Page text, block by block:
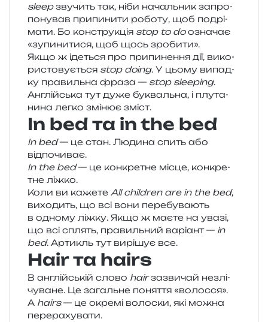
sleepзву­чить так, ніби началь­ник запро­
по­ну­вав при­пи­ни­ти робо­ту, щоб подрі­
ма­ти. Бо кон­стру­кція stop to doозна­чає
«зупи­ни­ти­ся, щоб щось зробити».
Якщо ж іде­ться про при­пи­не­н­ня дії, вико­
ри­сто­ву­є­ться stop doing. У цьому випад­
ку пра­виль­на фраза — stop sleeping.
Англійська тут дуже букваль­на, і плу­та­
ни­на легко змі­нює зміст.
In bed та in the bed
In bed— це стан. Людина спить або
відпочиває.
In the bed— це кон­кре­тне місце, кон­кре­
тне ліжко.
Коли ви каже­те All children are in the bed,
вихо­дить, що всі вони пере­бу­ва­ють
в одно­му ліжку. Якщо ж маєте на увазі,
що всі сплять, пра­виль­ний варі­ант — in
bed. Артикль тут вирі­шує все.
Hair та hairs
В англій­ській слово hairзазви­чай незлі­
чу­ва­не. Це загаль­не поня­т­тя «волос­ся».
А hairs— це окре­мі воло­ски, які можна
перерахувати.